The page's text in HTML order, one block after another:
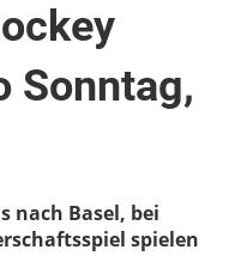
Sonntag,
nach Basel, bei
spielen